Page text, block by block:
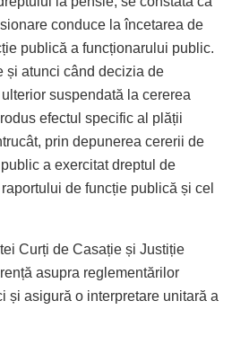
conduce la încetarea de
publică a funcționarului public.
și atunci când decizia de
suspendată la cererea
efectul specific al plății
prin depunerea cererii de
a exercitat dreptul de
de funcție publică și cel
Curți de Casație și Justiție
asupra reglementărilor
și asigură o interpretare unitară a